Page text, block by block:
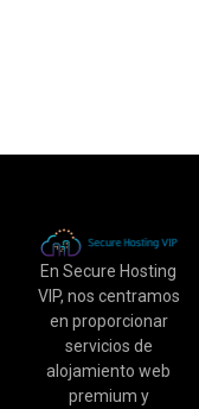
En Secure Hosting
VIP, nos centramos
en proporcionar
servicios de
alojamiento web
premium y